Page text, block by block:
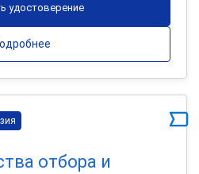
удостоверение
отбора и